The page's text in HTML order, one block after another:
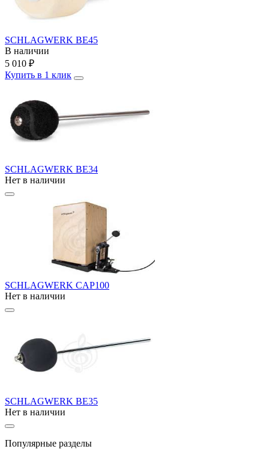
SCHLAGWERK BE45
В наличии
5 010 ₽
Купить в 1 клик
SCHLAGWERK BE34
Нет в наличии
SCHLAGWERK CAP100
Нет в наличии
SCHLAGWERK BE35
Нет в наличии
Популярные разделы